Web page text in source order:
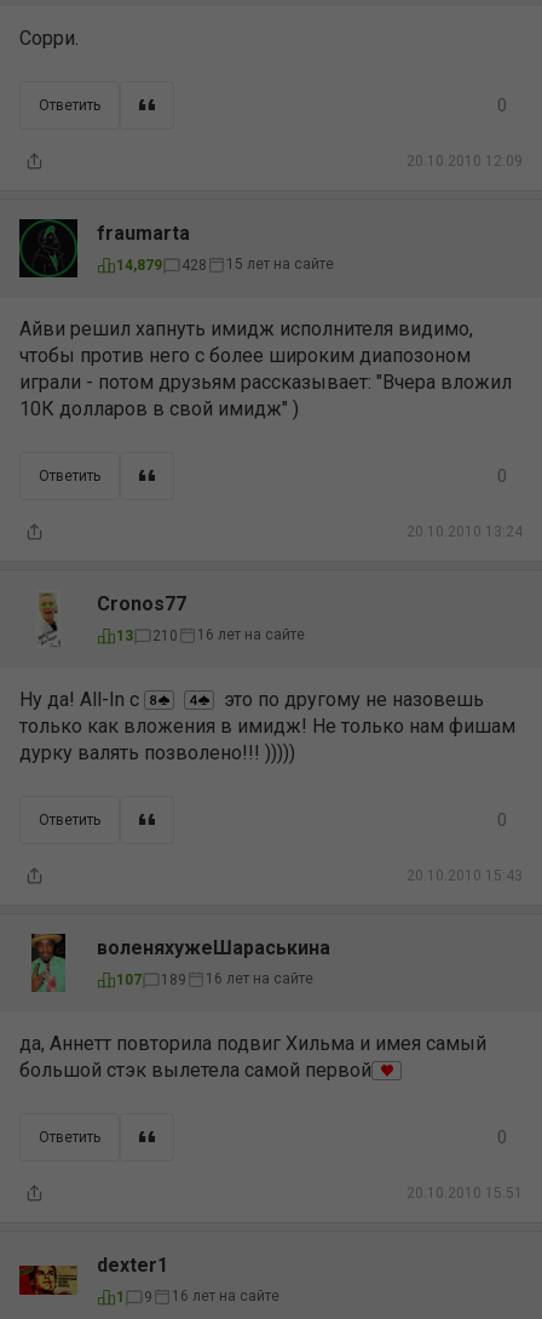
Сорри.
Ответить
20.10.2010 12:09
0
fraumarta
14,879 428 15 лет на сайте
Айви решил хапнуть имидж исполнителя видимо,
чтобы против него с более широким диапозоном
играли - потом друзьям рассказывает: "Вчера вложил
10К долларов в свой имидж" )
Ответить
20.10.2010 13:24
0
Cronos77
13 210 16 лет на сайте
Ну да! All-In с
это по другому не назовешь
только как вложения в имидж! Не только нам фишам
дурку валять позволено!!! )))))
Ответить
20.10.2010 15:43
0
воленяхужеШараськина
107 189 16 лет на сайте
да, Аннетт повторила подвиг Хильма и имея самый
большой стэк вылетела самой первой
Ответить
20.10.2010 15:51
0
dexter1
1 9 16 лет на сайте